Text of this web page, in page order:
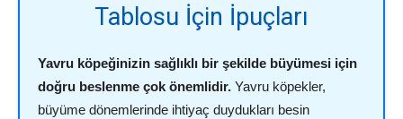
Tablosu İçin İpuçları
Yavru köpeğinizin sağlıklı bir şekilde büyümesi için
doğru beslenme çok önemlidir. Yavru köpekler,
büyüme dönemlerinde ihtiyaç duydukları besin